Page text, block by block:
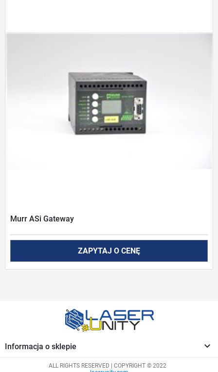
Murr ASi Gateway
ZAPYTAJ O CENĘ
Informacja o sklepie 
ALL RIGHTS RESERVED | COPYRIGHT © 2022